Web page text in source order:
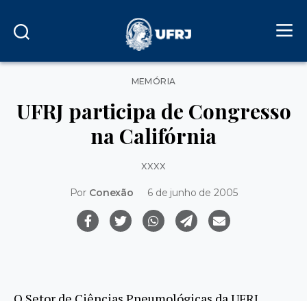
Categorias
MEMÓRIA
UFRJ participa de Congresso
na Califórnia
xxxx
Por Conexão 6 de junho de 2005